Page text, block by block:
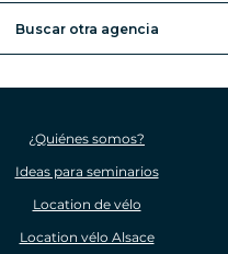
Buscar otra agencia
¿Quiénes somos?
Ideas para seminarios
Location de vélo
Location vélo Alsace